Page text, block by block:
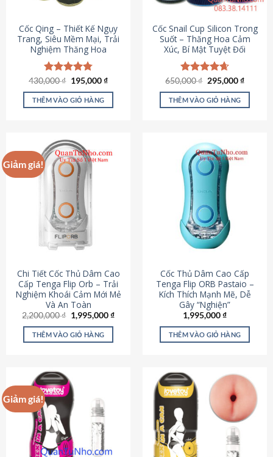
Cốc Qing – Thiết Kế Ngụy
Trang, Siêu Mềm Mại, Trải
Nghiệm Thăng Hoa
Được xếp
hạng4.78
5 sao
430,000₫ Giá
là:
430,000 ₫.
195,000₫Giá
tại
THÊM VÀO GIỎ HÀNG
Cốc Snail Cup Silicon Trong
Suốt – Thăng Hoa Cảm
Xúc, Bí Mật Tuyệt Đối
Được xếp
hạng4.69
5 sao
650,000₫ Giá
là:
650,000 ₫.
295,000₫Giá
tại
THÊM VÀO GIỎ HÀNG
Giảm giá!
Chi Tiết Cốc Thủ Dâm Cao
Cấp Tenga Flip Orb – Trải
Nghiệm Khoái Cảm Mới Mẻ
Và An Toàn
2,200,000₫ Giá
gốc
là:
2,200,000 ₫.
1,995,000₫Giá
THÊM VÀO GIỎ HÀNG
Cốc Thủ Dâm Cao Cấp
Tenga Flip ORB Pastaio –
Kích Thích Mạnh Mẽ, Dễ
Gây “Nghiện”
1,995,000₫
THÊM VÀO GIỎ HÀNG
Giảm giá!